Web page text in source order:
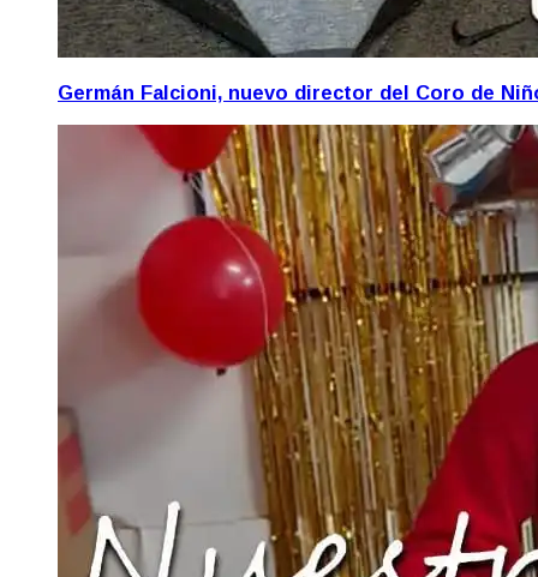
Germán Falcioni, nuevo director del Coro de